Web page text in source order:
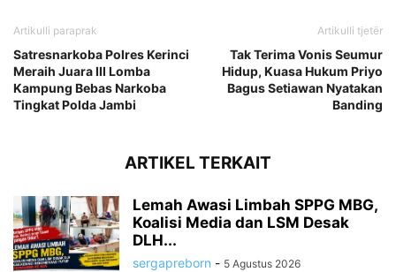
Artikulli paraprak
Satresnarkoba Polres Kerinci
Meraih Juara III Lomba
Kampung Bebas Narkoba
Tingkat Polda Jambi
Artikulli tjetër
Tak Terima Vonis Seumur
Hidup, Kuasa Hukum Priyo
Bagus Setiawan Nyatakan
Banding
ARTIKEL TERKAIT
Lemah Awasi Limbah SPPG MBG,
Koalisi Media dan LSM Desak
DLH...
sergapreborn - 5 Agustus 2026